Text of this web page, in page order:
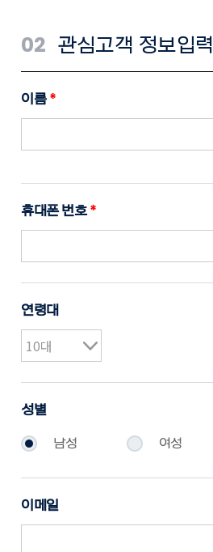
02 관심고객 정보입력
이름*
휴대폰 번호*
연령대
성별
남성 여성
이메일